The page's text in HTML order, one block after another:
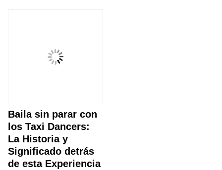
Baila sin parar con
los Taxi Dancers:
La Historia y
Significado detrás
de esta Experiencia